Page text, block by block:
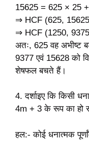
15625 = 625 × 25
⇒ HCF (625,
⇒ HCF (1250,
अतः, 625 वह अभीष्ट
9377 एवं 15628 को
शेषफल बचते हैं।
4. दर्शाइए कि किसी
4m + 3 के रूप का हो
हल:- कोई धनात्मक